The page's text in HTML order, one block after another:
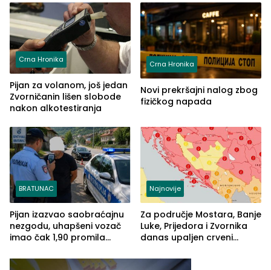
Pašić im održao čas
(FOTO)
Crna Hronika
Pijan za volanom, još jedan
Zvorničanin lišen slobode
nakon alkotestiranja
Crna Hronika
Novi prekršajni nalog zbog
fizičkog napada
BRATUNAC
Pijan izazvao saobraćajnu
nezgodu, uhapšeni vozač
imao čak 1,90 promila
Najnovije
Za područje Mostara, Banje
Luke, Prijedora i Zvornika
danas upaljen crveni